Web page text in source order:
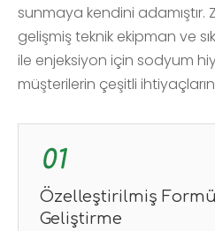
sunmaya kendini
gelişmiş teknik ekipman ve
ile enjeksiyon için sodyum
müşterilerin çeşitli
Özelleştirilmiş
Geliştirme